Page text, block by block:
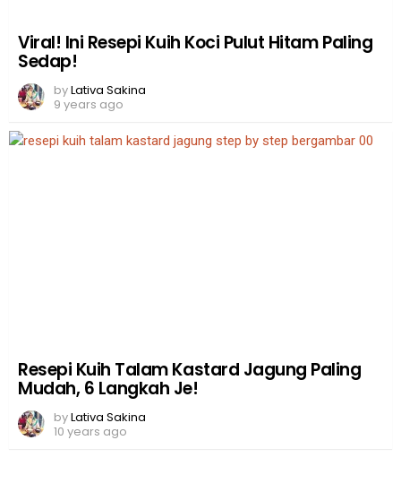
Viral! Ini Resepi Kuih Koci Pulut Hitam Paling
Sedap!
byLativa Sakina
9 years ago
Resepi Kuih Talam Kastard Jagung Paling
Mudah, 6 Langkah Je!
byLativa Sakina
10 years ago